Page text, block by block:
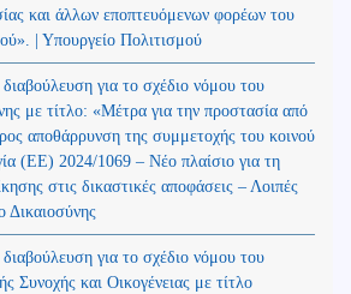
και άλλων εποπτευόμενων φορέων του
| Υπουργείο Πολιτισμού
για το σχέδιο νόμου του
με τίτλο: «Μέτρα για την προστασία από
αποθάρρυνση της συμμετοχής του κοινού
(ΕΕ) 2024/1069 – Νέο πλαίσιο για τη
στις δικαστικές αποφάσεις – Λοιπές
Δικαιοσύνης
για το σχέδιο νόμου του
Συνοχής και Οικογένειας με τίτλο